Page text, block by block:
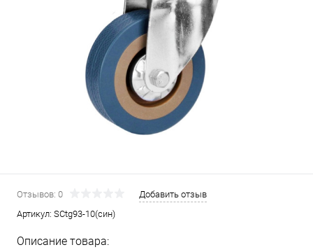
Отзывов: 0
Добавить отзыв
Артикул: SCtg93-10(син)
Описание товара: